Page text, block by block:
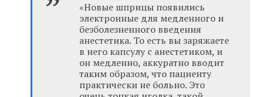
«Новые шприцы появились
электронные для медленного и
безболезненного введения
анестетика. То есть вы заряжаете
в него капсулу с анестетиком, и
он медленно, аккуратно вводит
таким образом, что пациенту
практически не больно. Это